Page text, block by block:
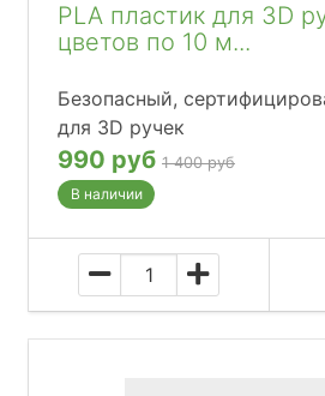
PLA пластик для 3D
цветов по 10 м...
Безопасный,
для 3D ручек
990 руб 1 400 руб
В наличии